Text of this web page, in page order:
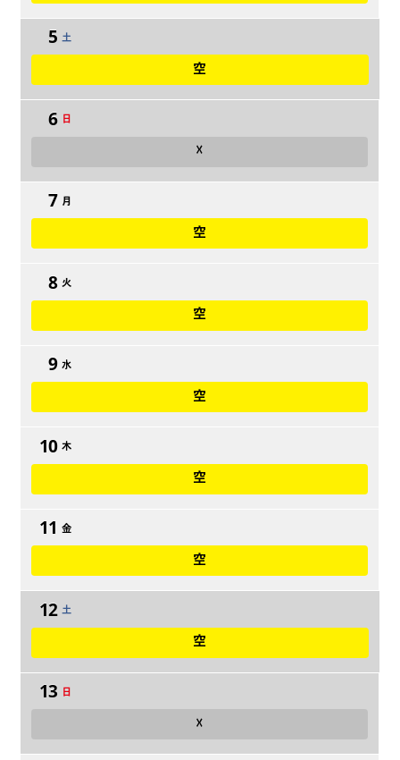
5 土
空
6 日
☓
7 月
空
8 火
空
9 水
空
10 木
空
11 金
空
12 土
空
13 日
☓